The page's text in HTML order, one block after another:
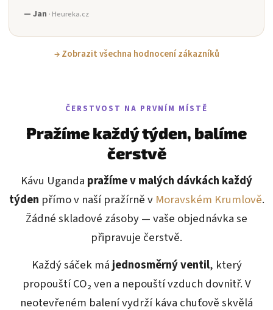
— Jan · Heureka.cz
→ Zobrazit všechna hodnocení zákazníků
ČERSTVOST NA PRVNÍM MÍSTĚ
Pražíme každý týden, balíme
čerstvě
Kávu Uganda pražíme v malých dávkách každý
týden přímo v naší pražírně v Moravském Krumlově.
Žádné skladové zásoby — vaše objednávka se
připravuje čerstvě.
Každý sáček má jednosměrný ventil, který
propouští CO₂ ven a nepouští vzduch dovnitř. V
neotevřeném balení vydrží káva chuťově skvělá